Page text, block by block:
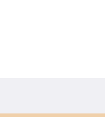
добрива, органічні суміші,